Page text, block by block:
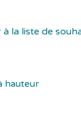
la liste de
hauteur